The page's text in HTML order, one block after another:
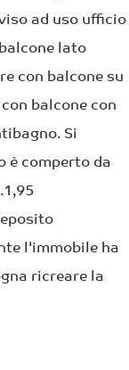
ad uso ufficio
lato
con balcone su
balcone con
Si
è comperto da
l'immobile ha
ricreare la